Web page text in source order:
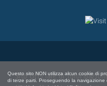
Questo sito NON utilizza alcun cookie di
di terze parti. Proseguendo la
Sito Ufficiale di